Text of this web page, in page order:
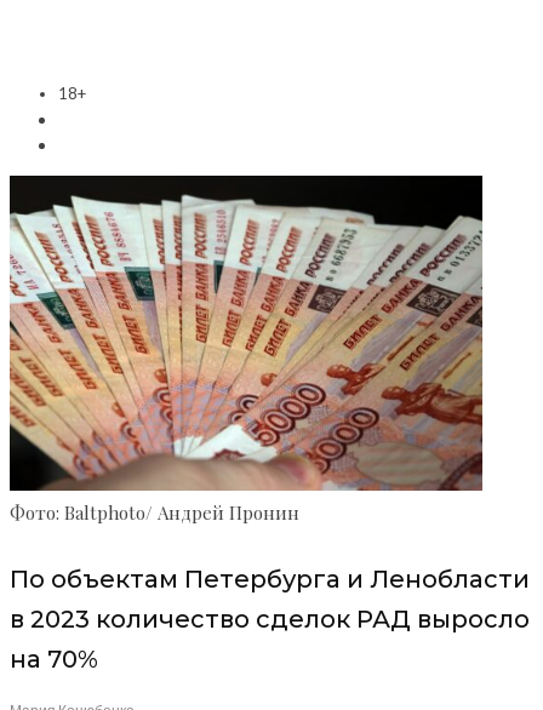
18+
Фото: Baltphoto/ Андрей Пронин
По объектам Петербурга и Ленобласти
в 2023 количество сделок РАД выросло
на 70%